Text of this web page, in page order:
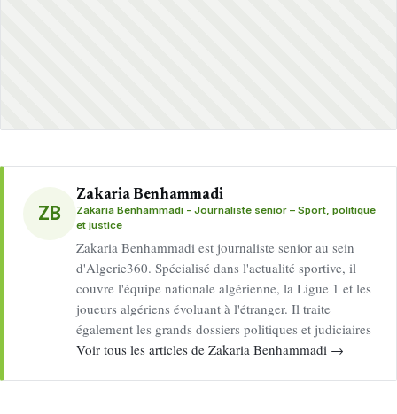
ZB
Zakaria Benhammadi
Zakaria Benhammadi - Journaliste senior – Sport, politique
et justice
Zakaria Benhammadi est journaliste senior au sein
d'Algerie360. Spécialisé dans l'actualité sportive, il
couvre l'équipe nationale algérienne, la Ligue 1 et les
joueurs algériens évoluant à l'étranger. Il traite
également les grands dossiers politiques et judiciaires
Voir tous les articles de Zakaria Benhammadi →